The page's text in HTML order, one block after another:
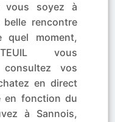
vous soyez à
belle rencontre
quel moment,
vous
vos
en direct
en fonction du
à Sannois,